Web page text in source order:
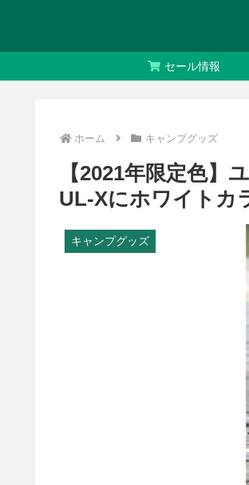
セール情報
ホーム キャンプグッズ
【2021年限定色
UL-Xにホワイトカ
キャンプグッズ